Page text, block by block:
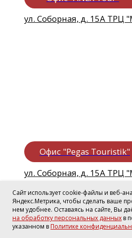
Сайт использует cookie-файлы и веб-
Яндекс.Метрика, чтобы сделать ваше
нем удобнее. Оставаясь на сайте, Вы
на обработку персональных данных в
указанном в Политике